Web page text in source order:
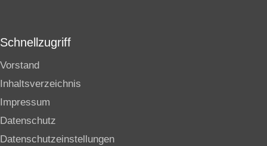
Schnellzugriff
Vorstand
Inhaltsverzeichnis
Impressum
Datenschutz
Datenschutzeinstellungen